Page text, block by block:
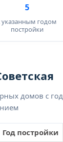
5
указанным годом
постройки
домов с
Год постройки